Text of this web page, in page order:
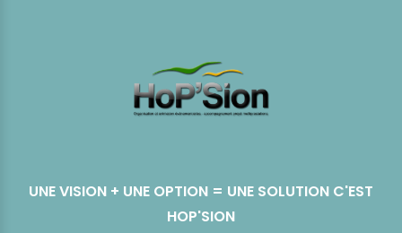
UNE VISION + UNE OPTION = UNE SOLUTION C'EST
HOP'SION